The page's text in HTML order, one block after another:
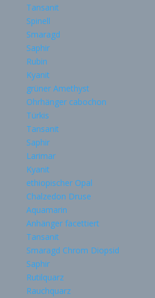
Tansanit
Spinell
Smaragd
Saphir
Rubin
Kyanit
grüner Amethyst
Ohrhänger cabochon
Türkis
Tansanit
Saphir
Larimar
Kyanit
ethiopischer Opal
Chalzedon Druse
Aquamarin
Anhänger facettiert
Tansanit
Smaragd Chrom Diopsid
Saphir
Rutilquarz
Rauchquarz